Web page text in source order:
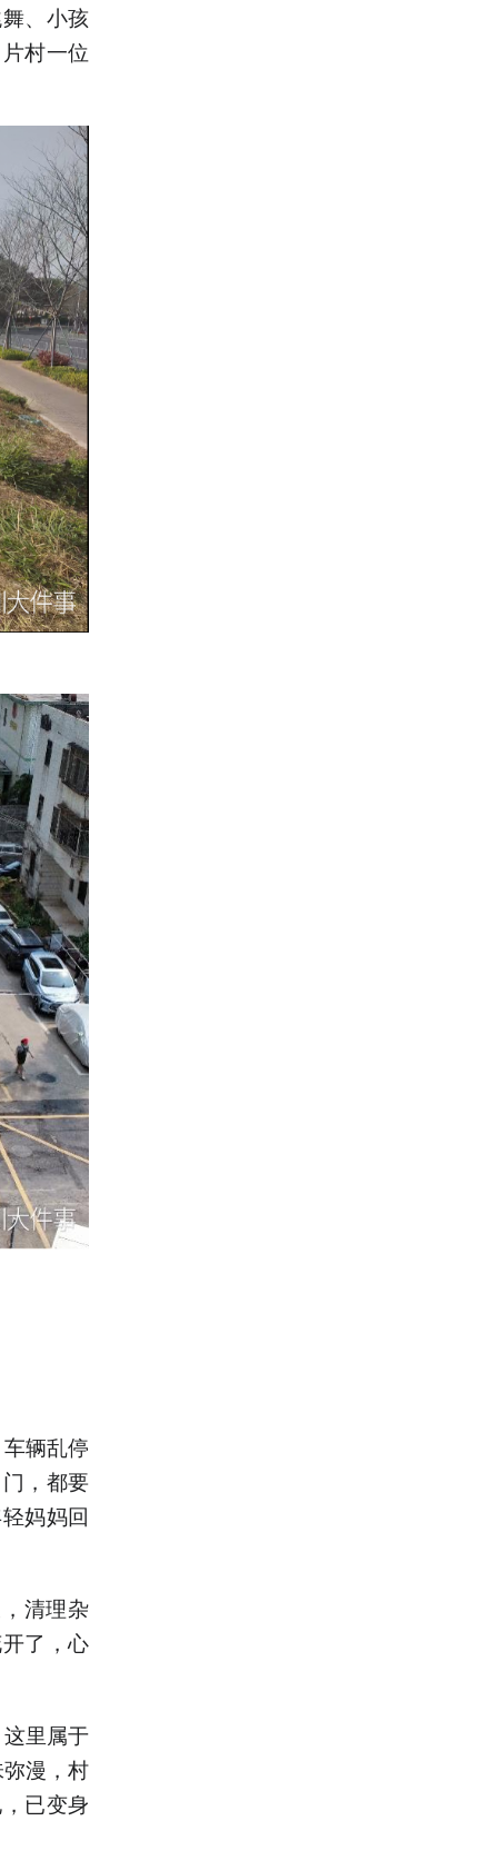
、小孩
村一位
辆乱停
，都要
妈妈回
清理杂
了，心
里属于
漫，村
已变身